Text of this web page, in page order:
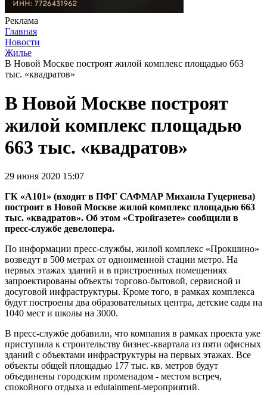
Реклама
Главная
Новости
Жилье
В Новой Москве построят жилой комплекс площадью 663
тыс. «квадратов»
В Новой Москве построят
жилой комплекс площадью
663 тыс. «квадратов»
29 июня 2020 15:07
ГК «А101» (входит в ПФГ САФМАР Михаила Гуцериева)
построит в Новой Москве жилой комплекс площадью 663
тыс. «квадратов». Об этом «Стройгазете» сообщили в
пресс-службе девелопера.
По информации пресс-службы, жилой комплекс «Прокшино»
возведут в 500 метрах от одноименной стации метро. На
первых этажах зданий и в пристроенных помещениях
запроектированы объекты торгово-бытовой, сервисной и
досуговой инфраструктуры. Кроме того, в рамках комплекса
будут построены два образовательных центра, детские сады на
1040 мест и школы на 3000.
В пресс-службе добавили, что компания в рамках проекта уже
приступила к строительству бизнес-квартала из пяти офисных
зданий с объектами инфраструктуры на первых этажах. Все
объекты общей площадью 177 тыс. кв. метров будут
объединены городским променадом - местом встреч,
спокойного отдыха и edutainment-мероприятий.